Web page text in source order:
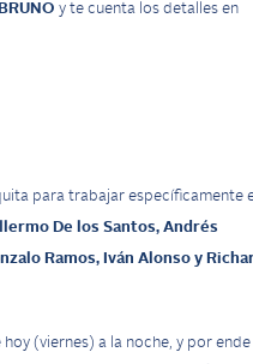
y te cuenta los detalles en
para trabajar específicamente
De los Santos, Andrés
Ramos, Iván Alonso y
(viernes) a la noche, y por ende